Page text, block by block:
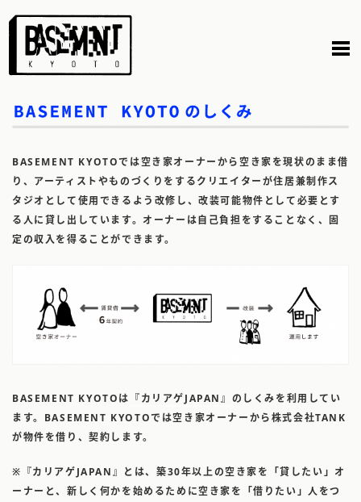
Skip
content
BASEMENT KYOTOでは空き家オーナーから空き家を現状のまま借
り、アーティストやものづくりをするクリエイターが住居兼制作ス
タジオとして使用できるよう改修し、改装可能物件として必要とす
る人に貸し出しています。 オーナーは自己負担をすることなく、固
定の収入を得ることができます。
BASEMENT KYOTOは 『カリアゲJAPAN』 のしくみを利用してい
ます。 BASEMENT KYOTOでは空き家オーナーから株式会社TANK
が物件を借り、契約します。
※『カリアゲJAPAN』とは、築30年以上の空き家を「貸したい」オ
ーナーと、新しく何かを始めるために空き家を「借りたい」人をつ